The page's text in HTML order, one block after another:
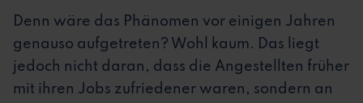
Denn wäre das Phänomen vor einigen Jahren
genauso aufgetreten? Wohl kaum. Das liegt
jedoch nicht daran, dass die Angestellten früher
mit ihren Jobs zufriedener waren, sondern an